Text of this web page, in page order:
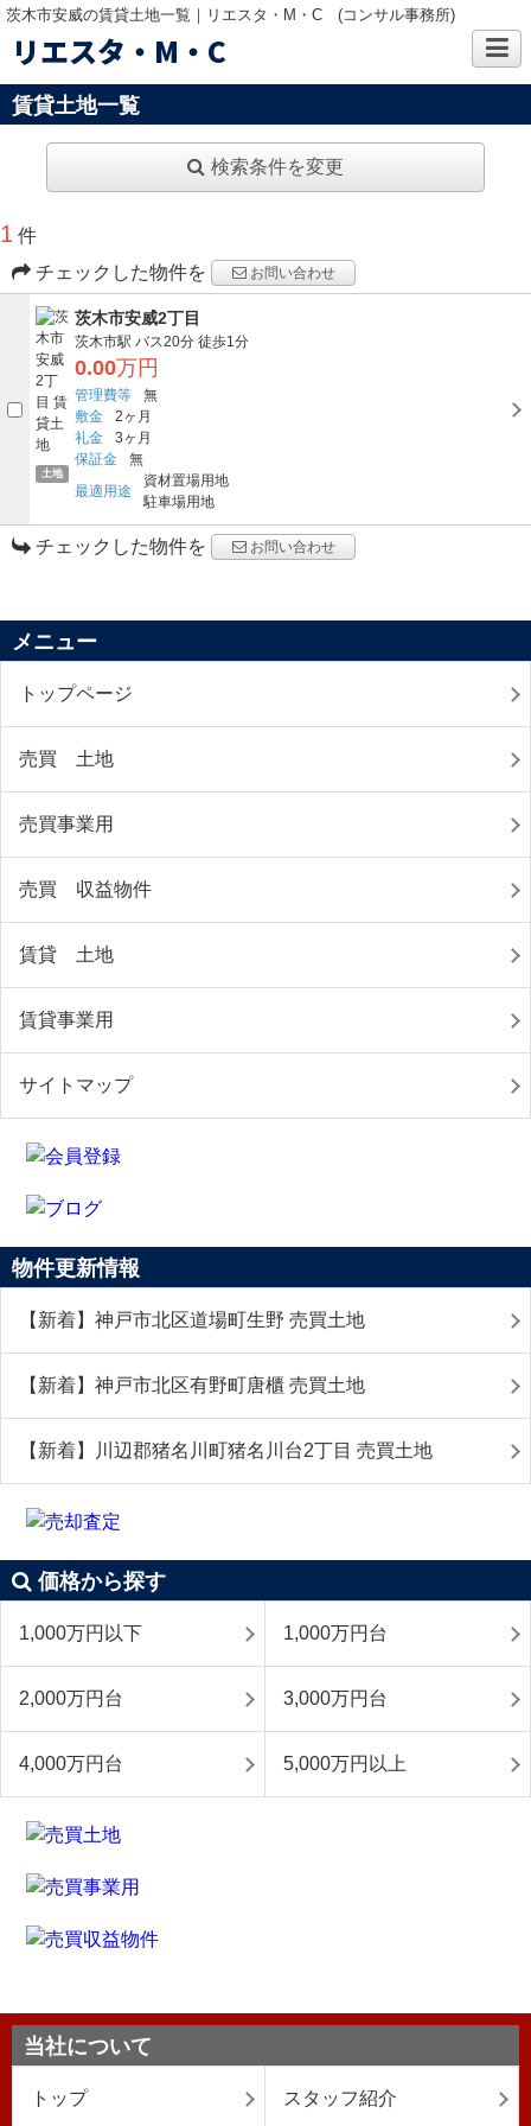
茨木市安威の賃貸土地一覧｜リエスタ・M・C (コンサル事務所)
リエスタ・M・C
賃貸土地一覧
検索条件を変更
1 件
チェックした物件を
お問い合わせ
土地
茨木市安威2丁目
茨木市駅 バス20分 徒歩1分
0.00万円
管理費等
無
敷金
2ヶ月
礼金
3ヶ月
保証金
無
最適用途
資材置場用地
駐車場用地
チェックした物件を お問い合わせ
メニュー
トップページ
売買 土地
売買事業用
売買 収益物件
賃貸 土地
賃貸事業用
サイトマップ
物件更新情報
【新着】神戸市北区道場町生野 売買土地
【新着】神戸市北区有野町唐櫃 売買土地
【新着】川辺郡猪名川町猪名川台2丁目 売買土地
価格から探す
1,000万円以下 1,000万円台
2,000万円台 3,000万円台
4,000万円台 5,000万円以上
当社について
トップ スタッフ紹介